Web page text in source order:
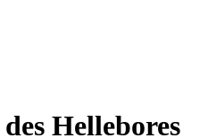
Hellebores